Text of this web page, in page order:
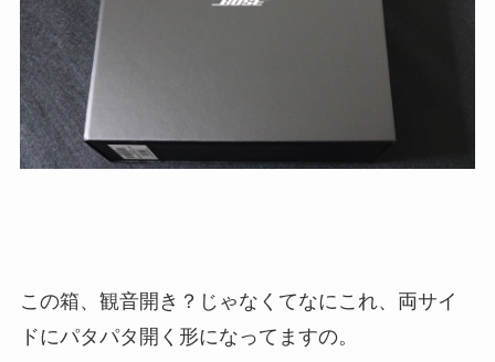
この箱、観音開き？じゃなくてなにこれ、両サイ
ドにパタパタ開く形になってますの。